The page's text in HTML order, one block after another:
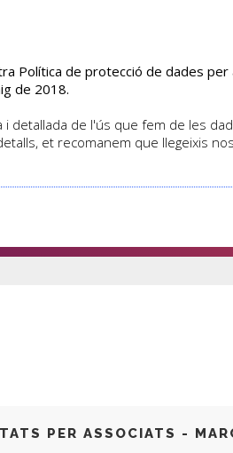
ACTIVITATS
- MARÇ -
PER ASSOCIATS -
Política de protecció de dades
de 2018.
detallada de l'ús que fem de les
et recomanem que llegeixis